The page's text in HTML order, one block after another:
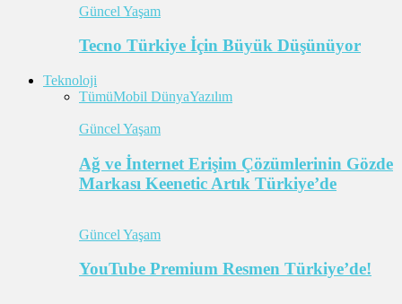
Güncel Yaşam
Tecno Türkiye İçin Büyük Düşünüyor
Teknoloji
TümüMobil DünyaYazılım
Güncel Yaşam
Ağ ve İnternet Erişim Çözümlerinin Gözde
Markası Keenetic Artık Türkiye’de
Güncel Yaşam
YouTube Premium Resmen Türkiye’de!